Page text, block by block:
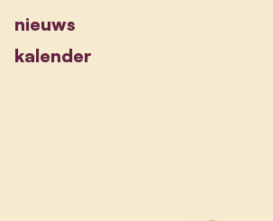
nieuws
kalender